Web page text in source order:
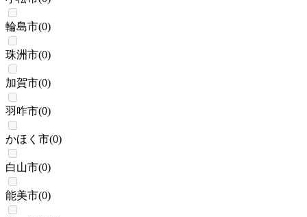
輪島市(0)
珠洲市(0)
加賀市(0)
羽咋市(0)
かほく市(0)
白山市(0)
能美市(0)